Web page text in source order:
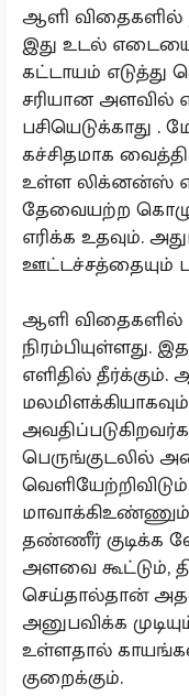
ஆளி விதைகளில்
இது உடல்
கட்டாயம்
சரியான அளவில்
பசியெடுக்காது
கச்சிதமாக
உள்ள லிக்னன்ஸ்
தேவையற்ற
எரிக்க உதவும்.
ஊட்டச்சத்தையும்
ஆளி விதைகளில்
நிரம்பியுள்ளது.
எளிதில் தீர்க்கும்.
பெருங்குடலில்
தண்ணீர் குடிக்க
அளவை கூட்டும்,
செய்தால்தான்
அனுபவிக்க
உள்ளதால்
குறைக்கும்.